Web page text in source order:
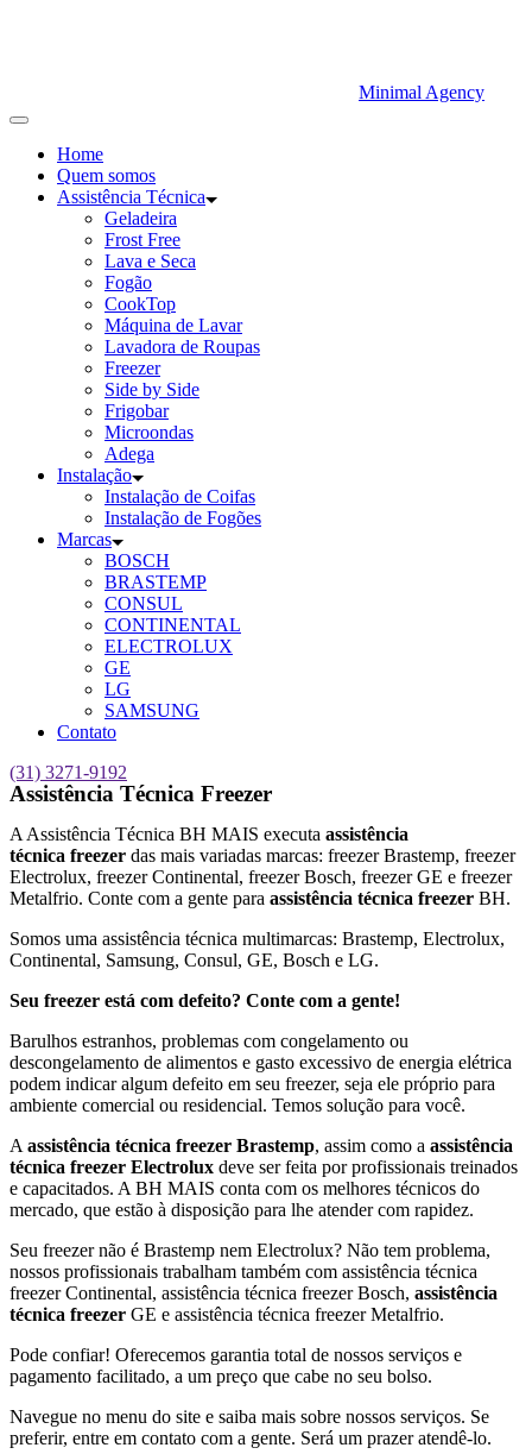
Minimal Agency
Home
Quem somos
Assistência Técnica
Geladeira
Frost Free
Lava e Seca
Fogão
CookTop
Máquina de Lavar
Lavadora de Roupas
Freezer
Side by Side
Frigobar
Microondas
Adega
Instalação
Instalação de Coifas
Instalação de Fogões
Marcas
BOSCH
BRASTEMP
CONSUL
CONTINENTAL
ELECTROLUX
GE
LG
SAMSUNG
Contato
(31) 3271-9192
Assistência Técnica Freezer
A Assistência Técnica BH MAIS executa assistência
técnica freezer das mais variadas marcas: freezer Brastemp, freezer
Electrolux, freezer Continental, freezer Bosch, freezer GE e freezer
Metalfrio. Conte com a gente para assistência técnica freezer BH.
Somos uma assistência técnica multimarcas: Brastemp, Electrolux,
Continental, Samsung, Consul, GE, Bosch e LG.
Seu freezer está com defeito? Conte com a gente!
Barulhos estranhos, problemas com congelamento ou
descongelamento de alimentos e gasto excessivo de energia elétrica
podem indicar algum defeito em seu freezer, seja ele próprio para
ambiente comercial ou residencial. Temos solução para você.
A assistência técnica freezer Brastemp, assim como a assistência
técnica freezer Electrolux deve ser feita por profissionais treinados
e capacitados. A BH MAIS conta com os melhores técnicos do
mercado, que estão à disposição para lhe atender com rapidez.
Seu freezer não é Brastemp nem Electrolux? Não tem problema,
nossos profissionais trabalham também com assistência técnica
freezer Continental, assistência técnica freezer Bosch, assistência
técnica freezer GE e assistência técnica freezer Metalfrio.
Pode confiar! Oferecemos garantia total de nossos serviços e
pagamento facilitado, a um preço que cabe no seu bolso.
Navegue no menu do site e saiba mais sobre nossos serviços. Se
preferir, entre em contato com a gente. Será um prazer atendê-lo.